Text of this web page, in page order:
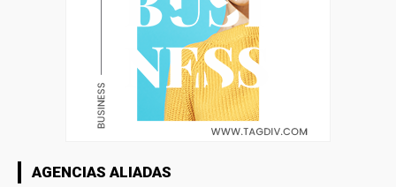
AGENCIAS ALIADAS